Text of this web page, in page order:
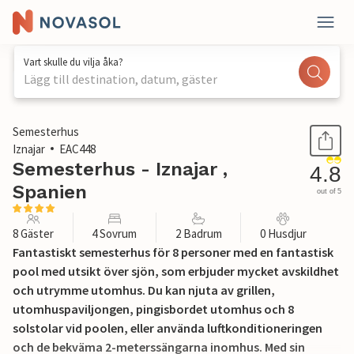
Vart skulle du vilja åka?
Lägg till destination, datum, gäster
1 / 29
Semesterhus
Iznajar
EAC448
Semesterhus - Iznajar ,
Spanien
4.8
out of 5
8 Gäster 4 Sovrum 2 Badrum 0 Husdjur
Fantastiskt semesterhus för 8 personer med en fantastisk
pool med utsikt över sjön, som erbjuder mycket avskildhet
och utrymme utomhus. Du kan njuta av grillen,
utomhuspaviljongen, pingisbordet utomhus och 8
solstolar vid poolen, eller använda luftkonditioneringen
och de bekväma 2-meterssängarna inomhus. Med sin